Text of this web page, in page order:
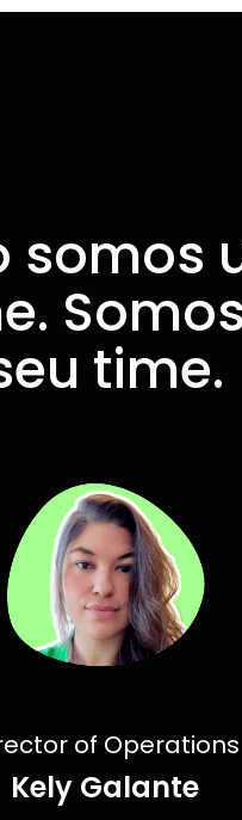
somos
time.
of Operations
Kely Galante